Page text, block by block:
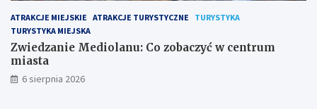
ATRAKCJE MIEJSKIE ATRAKCJE TURYSTYCZNE
TURYSTYKA
TURYSTYKA MIEJSKA
Zwiedzanie Mediolanu: Co zobaczyć w centrum
miasta
6 sierpnia 2026